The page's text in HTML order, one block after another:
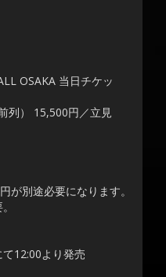
OSAKA 当日チケッ
列） 15,500円／立見
が別途必要になります。
12:00より発売